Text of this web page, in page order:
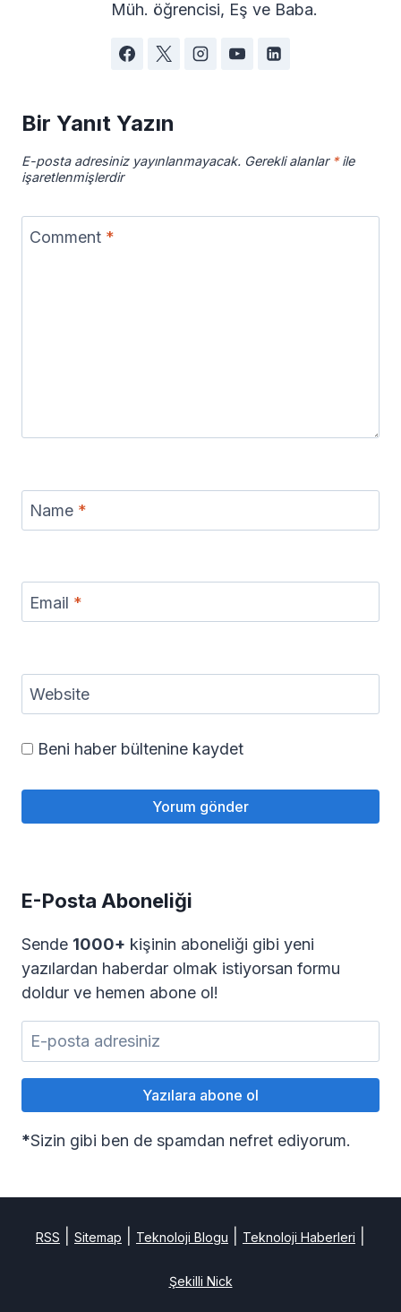
Müh. öğrencisi, Eş ve Baba.
Bir Yanıt Yazın
E-posta adresiniz yayınlanmayacak. Gerekli alanlar *ile
işaretlenmişlerdir
Comment *
Name *
Email *
Website
Beni haber bültenine kaydet
E-Posta Aboneliği
Sende 1000+ kişinin aboneliği gibi yeni
yazılardan haberdar olmak istiyorsan formu
doldur ve hemen abone ol!
*Sizin gibi ben de spamdan nefret ediyorum.
RSS Sitemap Teknoloji Blogu Teknoloji Haberleri
Şekilli Nick